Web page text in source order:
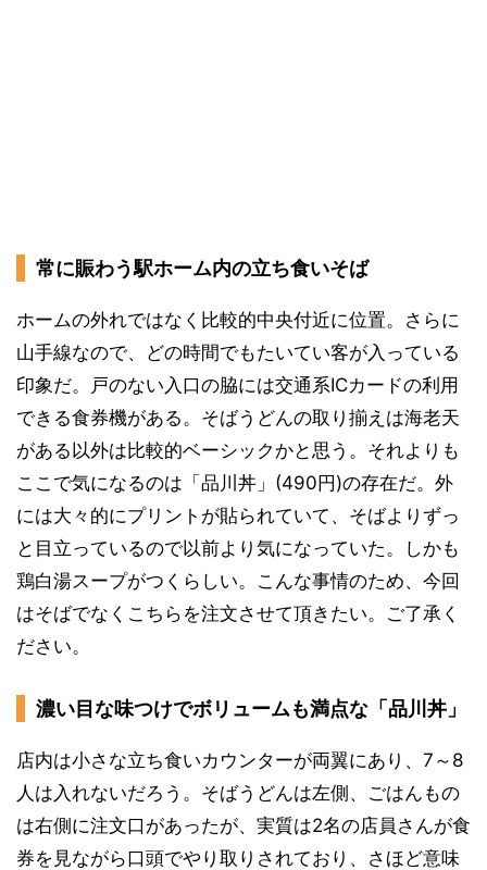
常に賑わう駅ホーム内の立ち食いそば
ホームの外れではなく比較的中央付近に位置。さらに
山手線なので、どの時間でもたいてい客が入っている
印象だ。戸のない入口の脇には交通系ICカードの利用
できる食券機がある。そばうどんの取り揃えは海老天
がある以外は比較的ベーシックかと思う。それよりも
ここで気になるのは「品川丼」(490円)の存在だ。外
には大々的にプリントが貼られていて、そばよりずっ
と目立っているので以前より気になっていた。しかも
鶏白湯スープがつくらしい。こんな事情のため、今回
はそばでなくこちらを注文させて頂きたい。ご了承く
ださい。
濃い目な味つけでボリュームも満点な「品川丼」
店内は小さな立ち食いカウンターが両翼にあり、7～8
人は入れないだろう。そばうどんは左側、ごはんもの
は右側に注文口があったが、実質は2名の店員さんが食
券を見ながら口頭でやり取りされており、さほど意味